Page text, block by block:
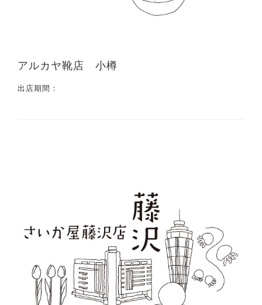
アルカヤ靴店 小樽
出店期間：